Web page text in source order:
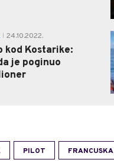
24.10.2022.
kod Kostarike:
je poginuo
PILOT FRANCUSKA